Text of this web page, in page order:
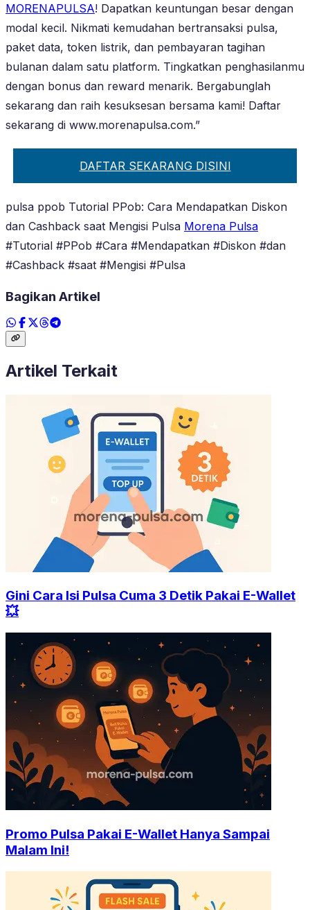
MORENAPULSA! Dapatkan keuntungan besar dengan
modal kecil. Nikmati kemudahan bertransaksi pulsa,
paket data, token listrik, dan pembayaran tagihan
bulanan dalam satu platform. Tingkatkan penghasilanmu
dengan bonus dan reward menarik. Bergabunglah
sekarang dan raih kesuksesan bersama kami! Daftar
sekarang di www.morenapulsa.com.”
DAFTAR SEKARANG DISINI
pulsa ppob Tutorial PPob: Cara Mendapatkan Diskon
dan Cashback saat Mengisi Pulsa Morena Pulsa
#Tutorial #PPob #Cara #Mendapatkan #Diskon #dan
#Cashback #saat #Mengisi #Pulsa
Bagikan Artikel
Artikel Terkait
Gini Cara Isi Pulsa Cuma 3 Detik Pakai E-Wallet
💥
Promo Pulsa Pakai E-Wallet Hanya Sampai
Malam Ini!